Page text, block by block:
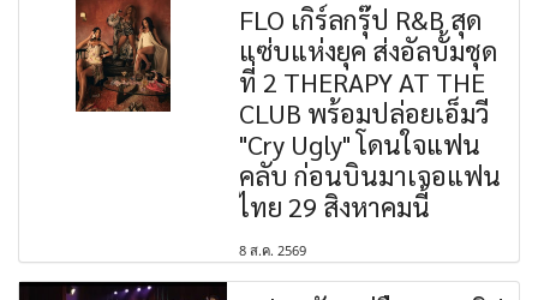
FLO เกิร์ลกรุ๊ป R&B สุด
แซ่บแห่งยุค ส่งอัลบั้มชุด
ที่ 2 THERAPY AT THE
CLUB พร้อมปล่อยเอ็มวี
"Cry Ugly" โดนใจแฟน
คลับ ก่อนบินมาเจอแฟน
ไทย 29 สิงหาคมนี้
8 ส.ค. 2569